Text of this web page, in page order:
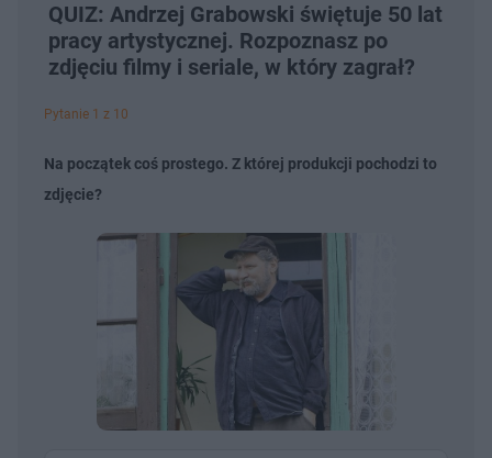
QUIZ: Andrzej Grabowski świętuje 50 lat
pracy artystycznej. Rozpoznasz po
zdjęciu filmy i seriale, w który zagrał?
Pytanie 1 z 10
Na początek coś prostego. Z której produkcji pochodzi to
zdjęcie?